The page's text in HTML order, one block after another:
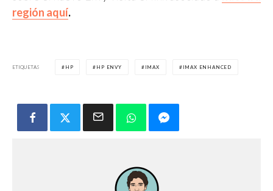
región aquí.
ETIQUETAS HP HP ENVY IMAX IMAX ENHANCED